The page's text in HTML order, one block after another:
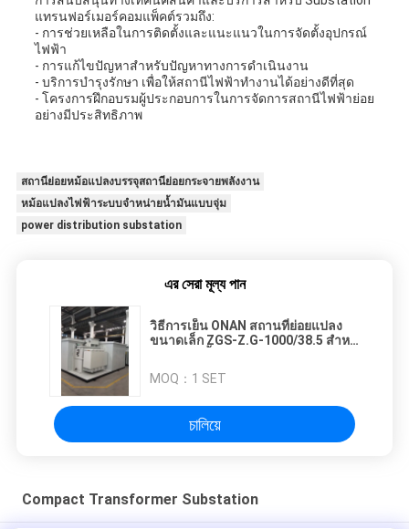
แทรนฟอร์เมอร์คอมแพ็คต์รวมถึง:
- การช่วยเหลือในการติดตั้งและแนะแนวในการจัดตั้งอุปกรณ์
ไฟฟ้า
- การแก้ไขปัญหาสําหรับปัญหาทางการดําเนินงาน
- บริการบํารุงรักษา เพื่อให้สถานีไฟฟ้าทํางานได้อย่างดีที่สุด
- โครงการฝึกอบรมผู้ประกอบการในการจัดการสถานีไฟฟ้าย่อย
อย่างมีประสิทธิภาพ
สถานีย่อยหม้อแปลงบรรจุสถานีย่อยกระจายพลังงาน
หม้อแปลงไฟฟ้าระบบจำหน่ายน้ำมันแบบจุ่ม
power distribution substation
এর সেরা মূল্য পান
วิธีการเย็น ONAN สถานที่ย่อยแปลง
ขนาดเล็ก ZGS-Z.G-1000/38.5 สําห
MOQ： 1 SET
চালিয়ে
Compact Transformer Substation